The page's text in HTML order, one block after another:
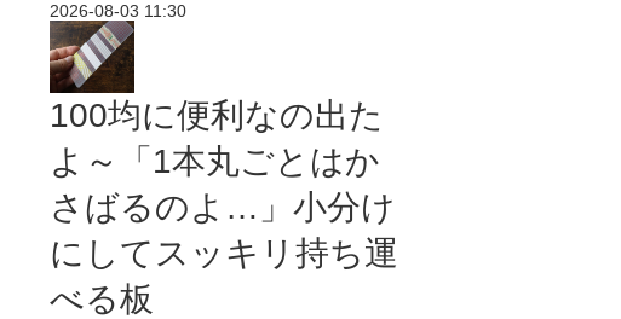
2026-08-03 11:30
100均に便利なの出た
よ～「1本丸ごとはか
さばるのよ…」小分け
にしてスッキリ持ち運
べる板